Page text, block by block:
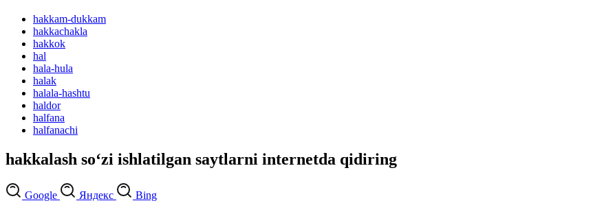
hakkam-dukkam
hakkachakla
hakkok
hal
hala-hula
halak
halala-hashtu
haldor
halfana
halfanachi
hakkalash so‘zi ishlatilgan saytlarni internetda qidiring
Google Яндекс Bing